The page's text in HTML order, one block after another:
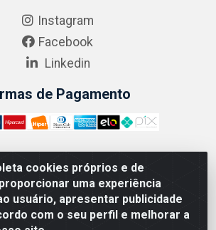
cookies próprios e de
uma experiência
usuário, apresentar publicidade
com o seu perfil e melhorar a
Instagram
Facebook
Linkedin
de Pagamento
ATACADISTA LTDA - CNPJ:
00 - Avenida Lobo Júnior, 1045 -
- Rio de Janeiro - RJ - CEP 21020-124